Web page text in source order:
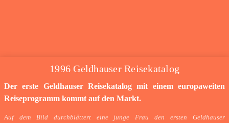
1996 Geldhauser Reisekatalog
Der erste Geldhauser Reisekatalog mit einem europaweiten
Reiseprogramm kommt auf den Markt.
Auf dem Bild durchblättert eine junge Frau den ersten Geldhauser